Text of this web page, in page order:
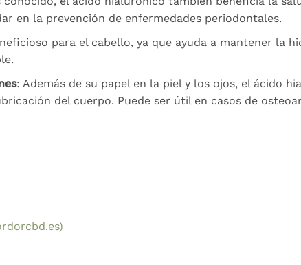
en la prevención de enfermedades periodontales.
para el cabello, ya que ayuda a mantener la
: Además de su papel en la piel y los ojos, el ácido
del cuerpo. Puede ser útil en casos de